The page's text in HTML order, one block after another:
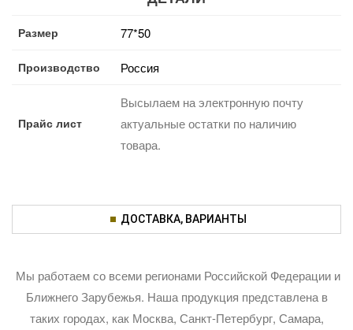
Размер 77*50
Производство Россия
Прайс лист
Высылаем на электронную почту
актуальные остатки по наличию
товара.
ДОСТАВКА, ВАРИАНТЫ
Мы работаем со всеми регионами Российской Федерации и
Ближнего Зарубежья. Наша продукция представлена в
таких городах, как Москва, Санкт-Петербург, Самара,